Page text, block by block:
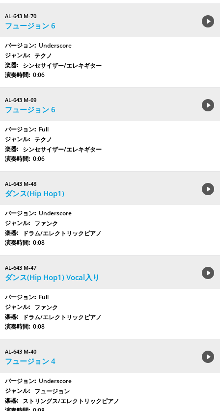
AL-643 M-70
フュージョン 6
Underscore
テクノ
シンセサイザー/エレキギター
0:06
AL-643 M-69
フュージョン 6
Full
テクノ
シンセサイザー/エレキギター
0:06
AL-643 M-48
ダンス(Hip Hop1)
Underscore
ファンク
ドラム/エレクトリックピアノ
0:08
AL-643 M-47
ダンス(Hip Hop1) Vocal入り
Full
ファンク
ドラム/エレクトリックピアノ
0:08
AL-643 M-40
フュージョン 4
Underscore
フュージョン
ストリングス/エレクトリックピアノ